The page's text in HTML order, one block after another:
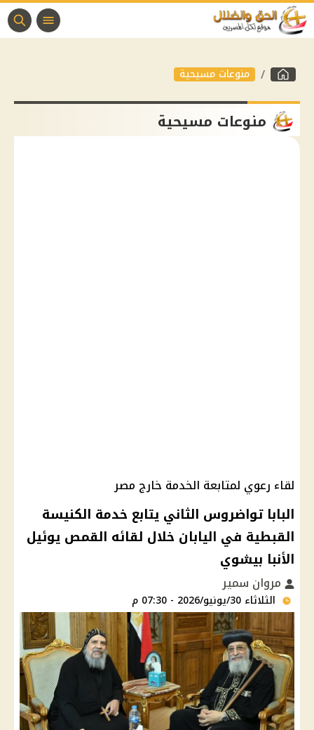
منوعات مسيحية
منوعات مسيحية
لقاء رعوي لمتابعة الخدمة خارج مصر
البابا تواضروس الثاني يتابع خدمة الكنيسة
القبطية في اليابان خلال لقائه القمص يوئيل
الأنبا بيشوي
مروان سمير
الثلاثاء 30/يونيو/2026 - 07:30 م